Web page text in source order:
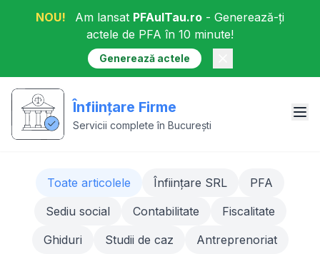
NOU! Am lansat PFAulTau.ro - Generează-ți
actele de PFA în 10 minute!
Generează actele
Înființare Firme
Servicii complete în București
Toate articolele Înființare SRL
PFA
Sediu social
Contabilitate
Fiscalitate
Ghiduri
Studii de caz Antreprenoriat